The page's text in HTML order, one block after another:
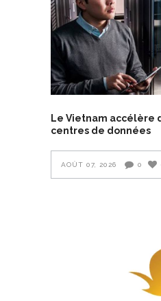
Le Vietnam accélère
centres de données
AOÛT 07, 2026 0